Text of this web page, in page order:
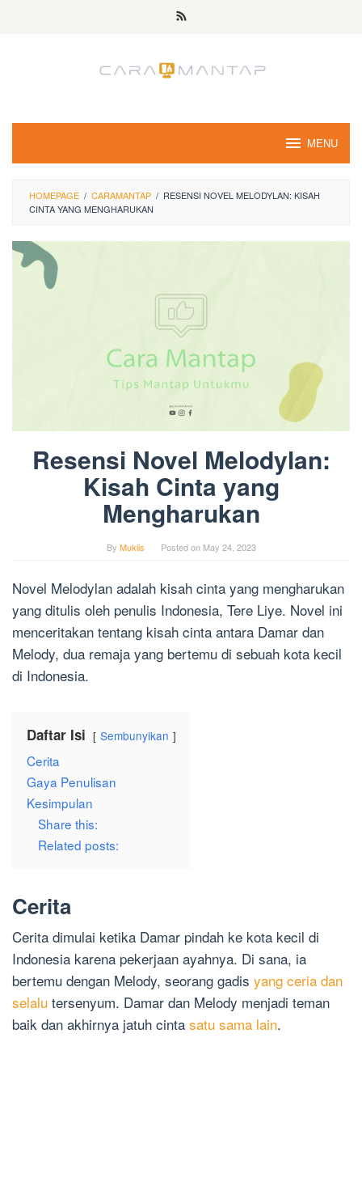
MENU
HOMEPAGE / CARAMANTAP / RESENSI NOVEL MELODYLAN: KISAH
CINTA YANG MENGHARUKAN
Resensi Novel Melodylan:
Kisah Cinta yang
Mengharukan
By Muklis Posted on May 24, 2023
Novel Melodylan adalah kisah cinta yang mengharukan
yang ditulis oleh penulis Indonesia, Tere Liye. Novel ini
menceritakan tentang kisah cinta antara Damar dan
Melody, dua remaja yang bertemu di sebuah kota kecil
di Indonesia.
Daftar Isi Sembunyikan
Cerita
Gaya Penulisan
Kesimpulan
Share this:
Related posts:
Cerita
Cerita dimulai ketika Damar pindah ke kota kecil di
Indonesia karena pekerjaan ayahnya. Di sana, ia
bertemu dengan Melody, seorang gadis yang ceria dan
selalu tersenyum. Damar dan Melody menjadi teman
baik dan akhirnya jatuh cinta satu sama lain.